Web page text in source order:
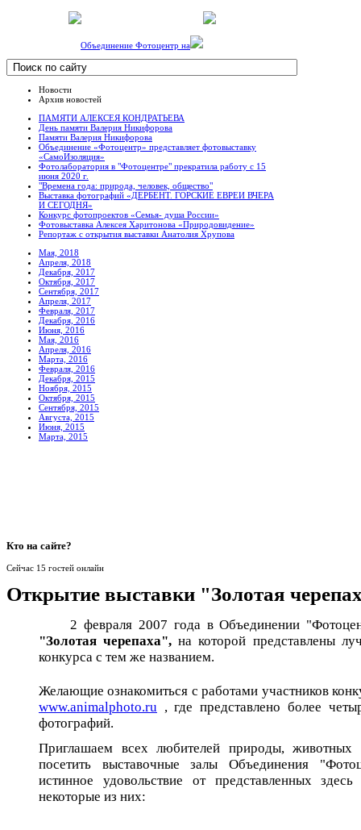
Объединение Фотоцентр на
Новости
Архив новостей
ПАМЯТИ АЛЕКСЕЯ КОНДРАТЬЕВА
День памяти Валерия Никифорова
Памяти Валерия Никифорова
Объединение «Фотоцентр» представляет фотовыставку
«СамоИзоляция»
Фотолаборатория в "Фотоцентре" прекратила работу с 15
июня 2020 г.
"Времена года: природа, человек, общество"
Выставка фотографий «ДЕРБЕНТ. ГОРСКИЕ ЕВРЕИ ВЧЕРА
И СЕГОДНЯ»
Конкурс фотопроектов «Семья- душа России»
Фотовыставка Алексея Харитонова «Природовидение»
Репортаж с открытия выставки Анатолия Хрупова
Мая, 2018
Апреля, 2018
Декабря, 2017
Октября, 2017
Сентября, 2017
Апреля, 2017
Февраля, 2017
Декабря, 2016
Июня, 2016
Мая, 2016
Апреля, 2016
Марта, 2016
Февраля, 2016
Декабря, 2015
Ноября, 2015
Октября, 2015
Сентября, 2015
Августа, 2015
Июня, 2015
Марта, 2015
Кто на сайте?
Сейчас 15 гостей онлайн
Открытие выставки "Золотая
2 февраля 2007 года в Объединении
"Золотая черепаха", на которой представлены
конкурса с тем же названием.
Желающие ознакомиться с работами участников
www.animalphoto.ru , где представлено более
фотографий.
Приглашаем всех любителей природы,
посетить выставочные залы Объединения
истинное удовольствие от представленных
некоторые из них: